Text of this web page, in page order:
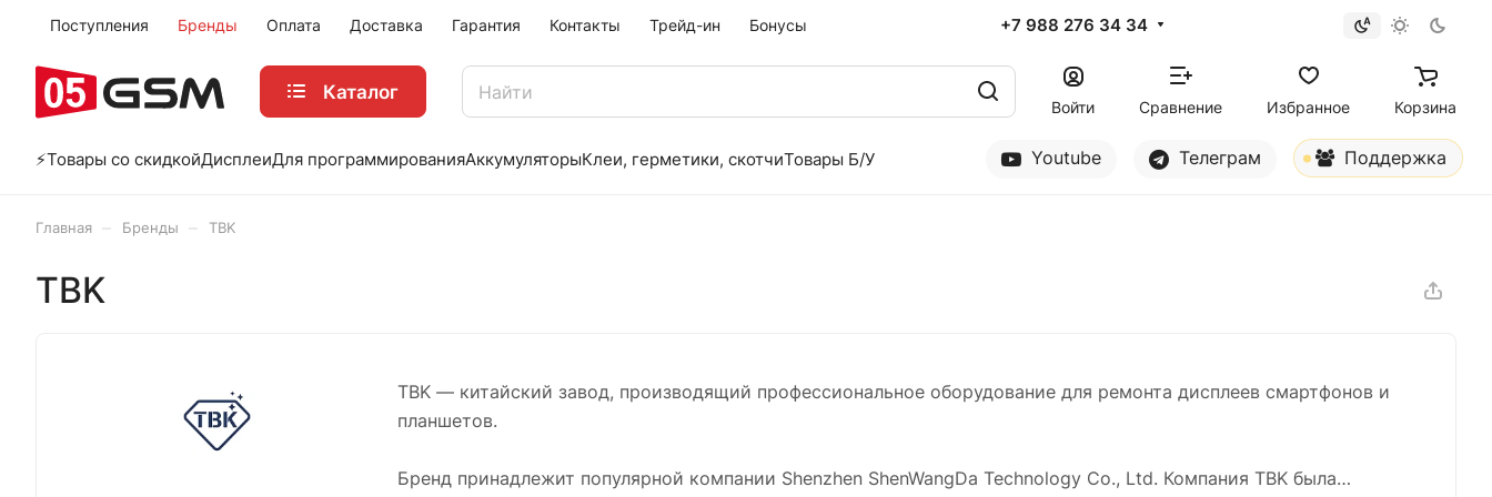
Поступления Бренды Оплата Доставка Гарантия Контакты Трейд-ин Бонусы +7 988 276 34 34
Каталог
Войти Сравнение Избранное Корзина
⚡️Товары со скидкойДисплеиДля программированияАккумуляторыКлеи, герметики, скотчиТовары Б/У Youtube Телеграм Поддержка
Главная Бренды TBK
TBK
TBK — китайский завод, производящий профессиональное оборудование для ремонта дисплеев смартфонов и
планшетов.
Бренд принадлежит популярной компании Shenzhen ShenWangDa Technology Co., Ltd. Компания TBK была